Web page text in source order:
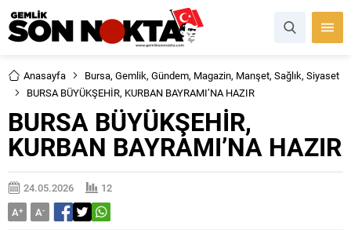
Anasayfa Bursa, Gemlik, Gündem, Magazin, Manşet, Sağlık, Siyaset
BURSA BÜYÜKŞEHİR, KURBAN BAYRAMI’NA HAZIR
BURSA BÜYÜKŞEHİR,
KURBAN BAYRAMI’NA HAZIR
24.05.2026
12
A+ A-